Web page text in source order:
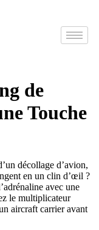
de
Touche
décollage d’avion,
en un clin d’œil ?
avec une
le multiplicateur
aircraft carrier avant